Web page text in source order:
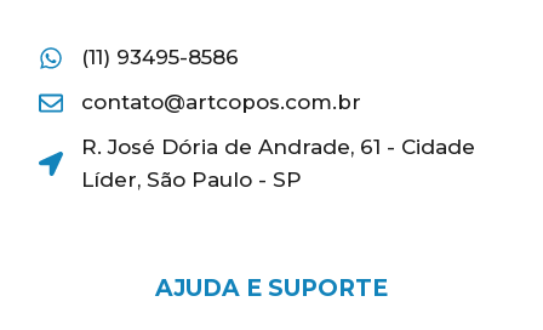
(11) 93495-8586
contato@artcopos.com.br
R. José Dória de Andrade, 61 - Cidade
Líder, São Paulo - SP
AJUDA E SUPORTE